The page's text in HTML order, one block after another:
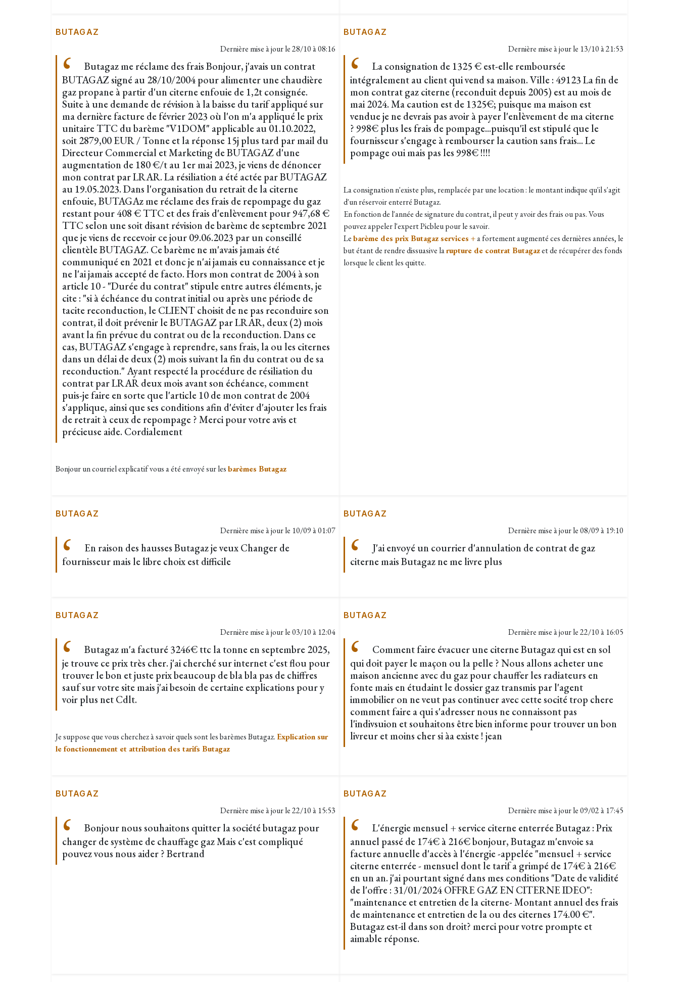
BUTAGAZ
Dernière mise à jour le28/10 à 08:16
Butagaz me réclame des frais Bonjour, j'avais un contrat
BUTAGAZ signé au 28/10/2004 pour alimenter une chaudière
gaz propane à partir d'un citerne enfouie de 1,2t consignée.
Suite à une demande de révision à la baisse du tarif appliqué sur
ma dernière facture de février 2023 où l'on m'a appliqué le prix
unitaire TTC du barème "V1DOM" applicable au 01.10.2022,
soit 2879,00 EUR / Tonne et la réponse 15j plus tard par mail du
Directeur Commercial et Marketing de BUTAGAZ d'une
augmentation de 180 €/t au 1er mai 2023, je viens de dénoncer
mon contrat par LRAR. La résiliation a été actée par BUTAGAZ
au 19.05.2023. Dans l'organisation du retrait de la citerne
enfouie, BUTAGAz me réclame des frais de repompage du gaz
restant pour 408 € TTC et des frais d'enlèvement pour 947,68 €
TTC selon une soit disant révision de barème de septembre 2021
que je viens de recevoir ce jour 09.06.2023 par un conseillé
clientèle BUTAGAZ. Ce barème ne m'avais jamais été
communiqué en 2021 et donc je n'ai jamais eu connaissance et je
ne l'ai jamais accepté de facto. Hors mon contrat de 2004 à son
article 10 - "Durée du contrat" stipule entre autres éléments, je
cite : "si à échéance du contrat initial ou après une période de
tacite reconduction, le CLIENT choisit de ne pas reconduire son
contrat, il doit prévenir le BUTAGAZ par LRAR, deux (2) mois
avant la fin prévue du contrat ou de la reconduction. Dans ce
cas, BUTAGAZ s'engage à reprendre, sans frais, la ou les citernes
dans un délai de deux (2) mois suivant la fin du contrat ou de sa
reconduction." Ayant respecté la procédure de résiliation du
contrat par LRAR deux mois avant son échéance, comment
puis-je faire en sorte que l'article 10 de mon contrat de 2004
s'applique, ainsi que ses conditions afin d'éviter d'ajouter les frais
de retrait à ceux de repompage ? Merci pour votre avis et
précieuse aide. Cordialement
Bonjour un courriel explicatif vous a été envoyé sur lesbarèmes Butagaz
BUTAGAZ
Dernière mise à jour le 13/10 à 21:53
La consignation de 1325 € est-elle remboursée
intégralement au client qui vend sa maison. Ville : 49123 La fin de
mon contrat gaz citerne (reconduit depuis 2005) est au mois de
mai 2024. Ma caution est de 1325€; puisque ma maison est
vendue je ne devrais pas avoir à payer l'enlèvement de ma citerne
? 998€ plus les frais de pompage...puisqu'il est stipulé que le
fournisseur s'engage à rembourser la caution sans frais... Le
pompage oui mais pas les 998€ !!!!
La consignation n'existe plus, remplacée par une location : le montant indique qu'il s'agit
d'un réservoir enterré Butagaz.
En fonction de l'année de signature du contrat, il peut y avoir des frais ou pas. Vous
pouvez appeler l'expert Picbleu pour le savoir.
Lebarème des prix Butagaz services +a fortement augmenté ces dernières années, le
but étant de rendre dissuasive larupture de contrat Butagazet de récupérer des fonds
lorsque le client les quitte.
BUTAGAZ
Dernière mise à jour le 10/09 à 01:07
En raison des hausses Butagaz je veux Changer de
fournisseur mais le libre choix est difficile
BUTAGAZ
Dernière mise à jour le08/09 à 19:10
J'ai envoyé un courrier d'annulation de contrat de gaz
citerne mais Butagaz ne me livre plus
BUTAGAZ
Dernière mise à jour le03/10 à 12:04
Butagaz m'a facturé 3246€ ttc la tonne en septembre 2025,
je trouve ce prix très cher. j'ai cherché sur internet c'est flou pour
trouver le bon et juste prix beaucoup de bla bla pas de chiffres
sauf sur votre site mais j'ai besoin de certaine explications pour y
voir plus net Cdlt.
Je suppose que vous cherchez à savoir quels sont les barèmes Butagaz.Explication sur
le fonctionnement et attribution des tarifs Butagaz
BUTAGAZ
Dernière mise à jour le22/10 à 16:05
Comment faire évacuer une citerne Butagaz qui est en sol
qui doit payer le maçon ou la pelle ? Nous allons acheter une
maison ancienne avec du gaz pour chauffer les radiateurs en
fonte mais en étudaint le dossier gaz transmis par l'agent
immobilier on ne veut pas continuer avec cette socité trop chere
comment faire a qui s'adresser nous ne connaissont pas
l'indivsuion et souhaitons être bien informe pour trouver un bon
livreur et moins cher si àa existe ! jean
BUTAGAZ
Dernière mise à jour le22/10 à 15:53
Bonjour nous souhaitons quitter la société butagaz pour
changer de système de chauffage gaz Mais c'est compliqué
pouvez vous nous aider ? Bertrand
BUTAGAZ
Dernière mise à jour le09/02 à 17:45
L'énergie mensuel + service citerne enterrée Butagaz : Prix
annuel passé de 174€ à 216€ bonjour, Butagaz m'envoie sa
facture annuelle d'accès à l'énergie -appelée "mensuel + service
citerne enterrée - mensuel dont le tarif a grimpé de 174€ à 216€
en un an. j'ai pourtant signé dans mes conditions "Date de validité
de l'offre : 31/01/2024 OFFRE GAZ EN CITERNE IDEO":
"maintenance et entretien de la citerne- Montant annuel des frais
de maintenance et entretien de la ou des citernes 174.00 €".
Butagaz est-il dans son droit? merci pour votre prompte et
aimable réponse.